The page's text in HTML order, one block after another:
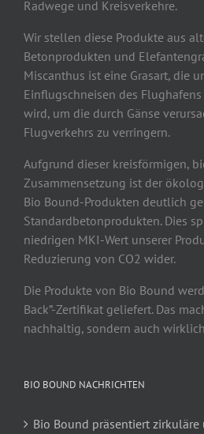
Radwege und Kreisverkehre.
Wir stellen diese Produkte aus
Betonprodukten und
Miscanthus ist eine Grasart, die
Einflugschneisen des
wird, um die durch Gänse
Flugverkehrs zu verringern.
Aufgrund dieser kreisförmigen,
Zusammensetzung ist der
Bio Bound-Produkten deutlich
Standardbetonprodukten. Dies
niedrigen MKI-Wert unserer
Reduzierung von CO2 wider.
Die Produkte von Bio Bound
Back”-Zertifikat geliefert. Das
nachhaltig, sondern auch
BIO BOUND NACHRICHTEN
Bio Bound präsentiert